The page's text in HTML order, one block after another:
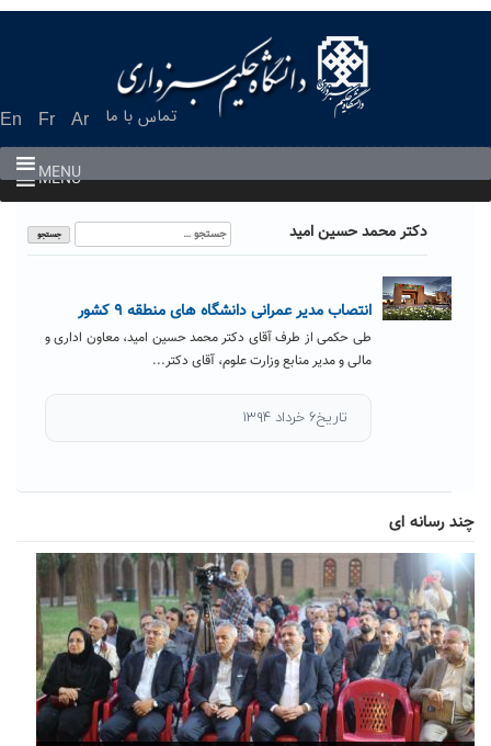
En Fr Ar تماس با ما
MENU
MENU
دکتر محمد حسین امید
جستجو
برای:
انتصاب مدیر عمرانی دانشگاه های منطقه ۹ کشور
طی حکمی از طرف آقای دکتر محمد حسین امید، معاون اداری و
مالی و مدیر منابع وزارت علوم، آقای دکتر...
تاریخ۶ خرداد ۱۳۹۴
چند رسانه ای